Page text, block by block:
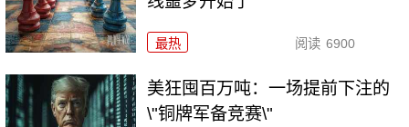
最热 阅读 6900
美狂囤百万吨：一场提前下注的
\"铜牌军备竞赛\"